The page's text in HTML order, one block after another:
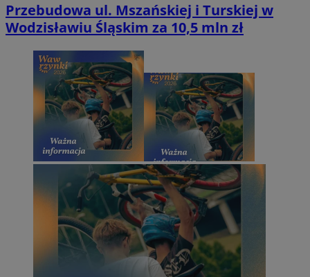
Przebudowa ul. Mszańskiej i Turskiej w
Wodzisławiu Śląskim za 10,5 mln zł